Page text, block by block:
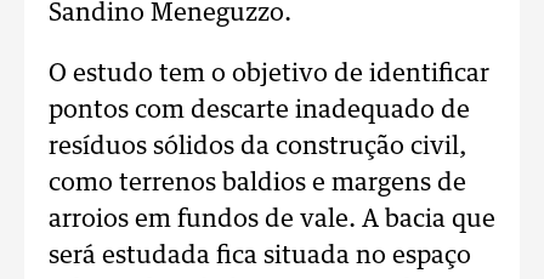
Sandino Meneguzzo.
O estudo tem o objetivo de identificar
pontos com descarte inadequado de
resíduos sólidos da construção civil,
como terrenos baldios e margens de
arroios em fundos de vale. A bacia que
será estudada fica situada no espaço